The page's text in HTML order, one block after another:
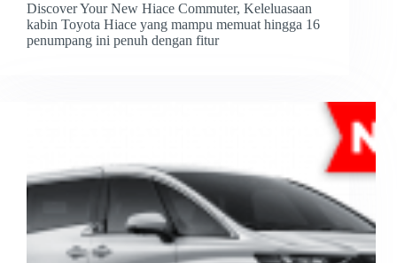
Discover Your New Hiace Commuter, Keleluasaan
kabin Toyota Hiace yang mampu memuat hingga 16
penumpang ini penuh dengan fitur